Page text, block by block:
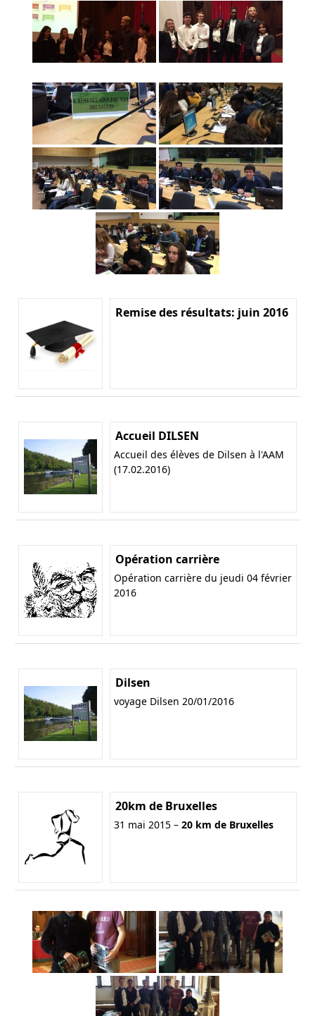
Remise des résultats: juin 2016
Accueil DILSEN
Accueil des élèves de Dilsen à l'AAM
(17.02.2016)
Opération carrière
Opération carrière du jeudi 04 février
2016
Dilsen
voyage Dilsen 20/01/2016
20km de Bruxelles
31 mai 2015 – 20 km de Bruxelles